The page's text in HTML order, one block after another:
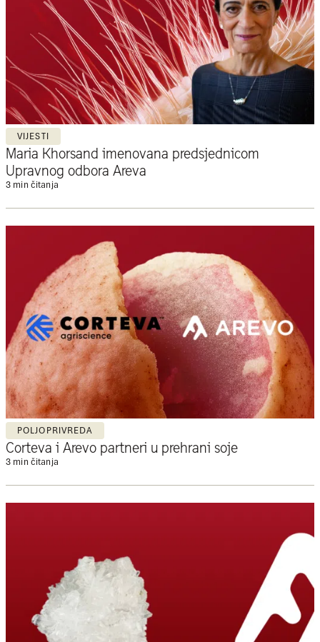
VIJESTI
Maria Khorsand imenovana predsjednicom
Upravnog odbora Areva
3 min čitanja
POLJOPRIVREDA
Corteva i Arevo partneri u prehrani soje
3 min čitanja